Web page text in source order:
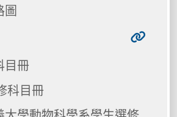
圖
目冊
科目冊